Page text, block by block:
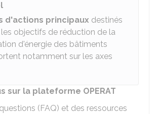
d'actions principaux destinés
objectifs de réduction de la
d'énergie des bâtiments
notamment sur les axes
sur la plateforme OPERAT
(FAQ) et des ressources